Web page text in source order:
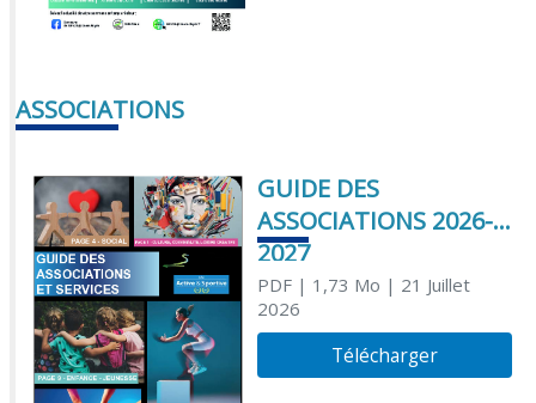
ASSOCIATIONS
GUIDE DES
ASSOCIATIONS 2026-
2027
PDF| 1,73 Mo | 21 Juillet
2026
Télécharger